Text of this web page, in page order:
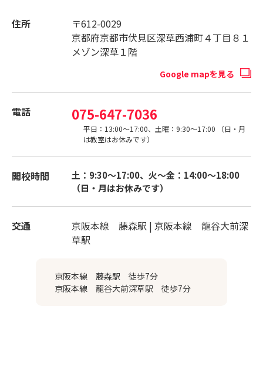
住所
〒612-0029
京都府京都市伏見区深草西浦町４丁目８１
メゾン深草１階
Google mapを見る
電話 075-647-7036
平日：13:00～17:00、土曜：9:30～17:00 （日・月
は教室はお休みです）
開校時間
土：9:30～17:00、火〜金：14:00～18:00
（日・月はお休みです）
交通
京阪本線 藤森駅 | 京阪本線 龍谷大前深
草駅
京阪本線 藤森駅 徒歩7分
京阪本線 龍谷大前深草駅 徒歩7分